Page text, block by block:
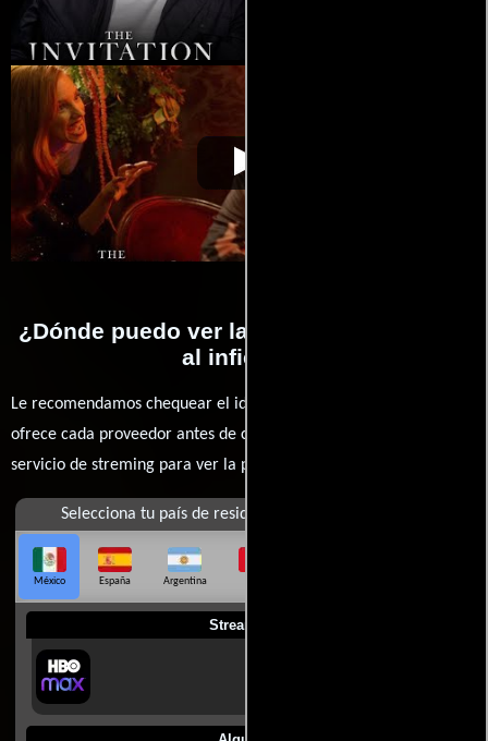
Invitación al
infierno
Video de la película Invitación al
¿Dónde puedo ver la películas Invitación
al infierno?
Le recomendamos chequear el idioma, doblaje o subtítulos que
ofrece cada proveedor antes de comprar, alquilar o contratar un
servicio de streming para ver la películas.
Selecciona tu país de residencia
México España Argentina
Streaming